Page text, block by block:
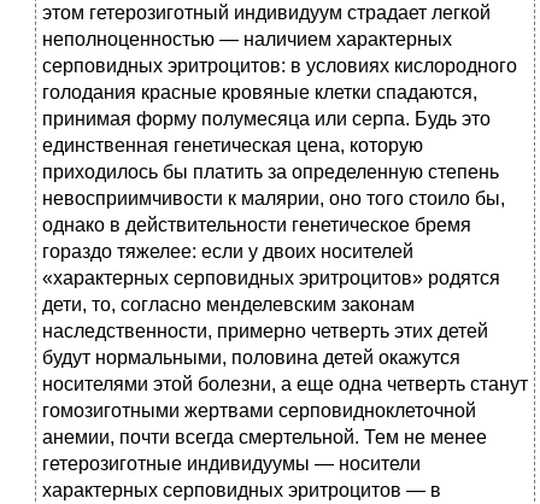
этом гетерозиготный индивидуум страдает легкой
неполноценностью — наличием характерных
серповидных эритроцитов: в условиях кислородного
голодания красные кровяные клетки спадаются,
принимая форму полумесяца или серпа. Будь это
единственная генетическая цена, которую
приходилось бы платить за определенную степень
невосприимчивости к малярии, оно того стоило бы,
однако в действительности генетическое бремя
гораздо тяжелее: если у двоих носителей
«характерных серповидных эритроцитов» родятся
дети, то, согласно менделевским законам
наследственности, примерно четверть этих детей
будут нормальными, половина детей окажутся
носителями этой болезни, а еще одна четверть станут
гомозиготными жертвами серповидноклеточной
анемии, почти всегда смертельной. Тем не менее
гетерозиготные индивидуумы — носители
характерных серповидных эритроцитов — в